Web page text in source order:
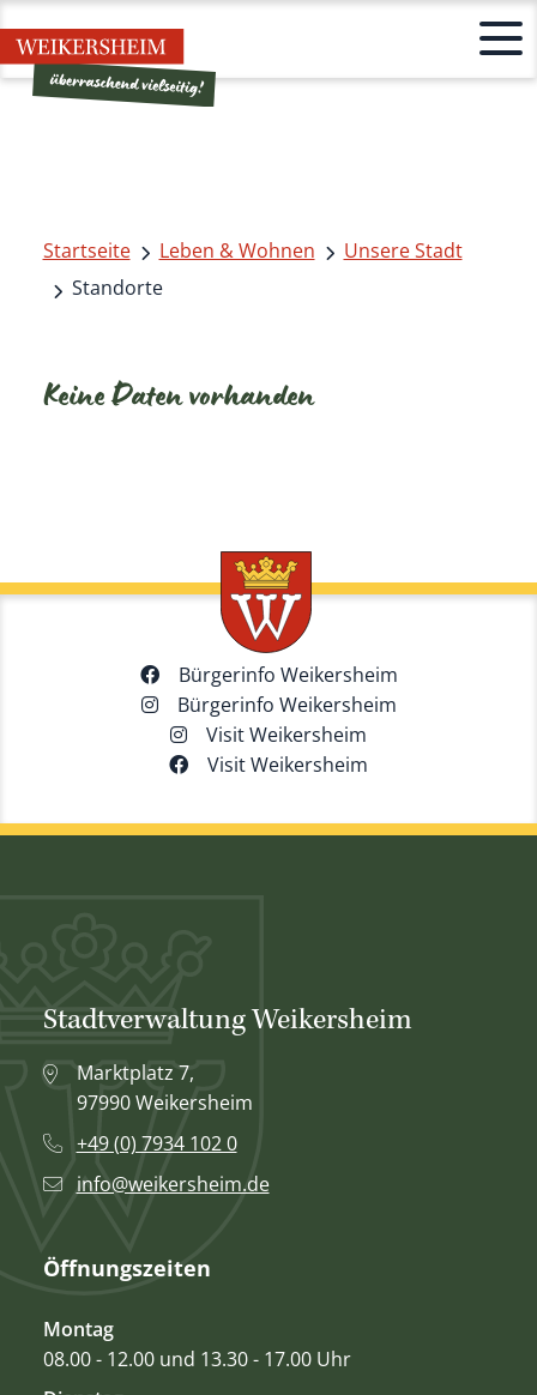
Startseite Leben & Wohnen
Unsere Stadt
Standorte
Keine Daten vorhanden
Bürgerinfo Weikersheim
Bürgerinfo Weikersheim
Visit Weikersheim
Visit Weikersheim
Stadtverwaltung Weikersheim
Marktplatz 7,
97990 Weikersheim
+49 (0) 7934 102 0
info@weikersheim.de
Öffnungszeiten
Montag
08.00 - 12.00 und 13.30 - 17.00 Uhr